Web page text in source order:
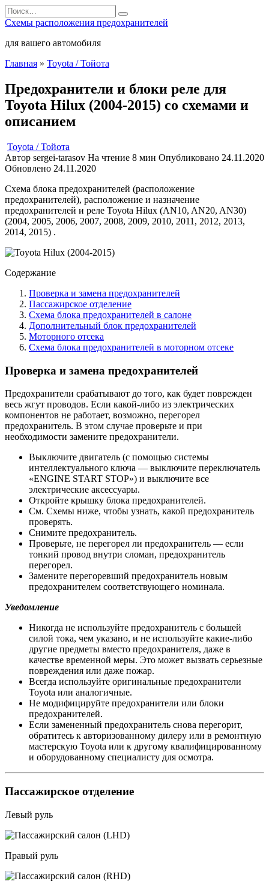
Перейти
к
содержанию
Search
for:
Схемы расположения предохранителей
для вашего автомобиля
Главная » Toyota / Тойота
Предохранители и блоки реле для
Toyota Hilux (2004-2015) со схемами и
описанием
Toyota / Тойота
Автор sergei-tarasov На чтение 8 мин Опубликовано 24.11.2020
Обновлено 24.11.2020
Схема блока предохранителей (расположение
предохранителей), расположение и назначение
предохранителей и реле Toyota Hilux (AN10, AN20, AN30)
(2004, 2005, 2006, 2007, 2008, 2009, 2010, 2011, 2012, 2013,
2014, 2015) .
Содержание
Проверка и замена предохранителей
Пассажирское отделение
Схема блока предохранителей в салоне
Дополнительный блок предохранителей
Моторного отсека
Схема блока предохранителей в моторном отсеке
Проверка и замена предохранителей
Предохранители срабатывают до того, как будет поврежден
весь жгут проводов. Если какой-либо из электрических
компонентов не работает, возможно, перегорел
предохранитель. В этом случае проверьте и при
необходимости замените предохранители.
Выключите двигатель (с помощью системы
интеллектуального ключа — выключите переключатель
«ENGINE START STOP») и выключите все
электрические аксессуары.
Откройте крышку блока предохранителей.
См. Схемы ниже, чтобы узнать, какой предохранитель
проверять.
Снимите предохранитель.
Проверьте, не перегорел ли предохранитель — если
тонкий провод внутри сломан, предохранитель
перегорел.
Замените перегоревший предохранитель новым
предохранителем соответствующего номинала.
Уведомление
Никогда не используйте предохранитель с большей
силой тока, чем указано, и не используйте какие-либо
другие предметы вместо предохранителя, даже в
качестве временной меры. Это может вызвать серьезные
повреждения или даже пожар.
Всегда используйте оригинальные предохранители
Toyota или аналогичные.
Не модифицируйте предохранители или блоки
предохранителей.
Если замененный предохранитель снова перегорит,
обратитесь к авторизованному дилеру или в ремонтную
мастерскую Toyota или к другому квалифицированному
и оборудованному специалисту для осмотра.
Пассажирское отделение
Левый руль
Правый руль